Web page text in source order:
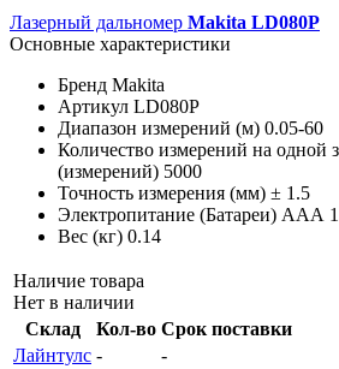
Лазерный дальномер Makita LD080P
Основные характеристики
Бренд Makita
Артикул LD080P
Диапазон измерений (м) 0.05-60
Количество измерений на одной
(измерений) 5000
Точность измерения (мм) ± 1.5
Электропитание (Батареи) AAА
Вес (кг) 0.14
Наличие товара
Нет в наличии
Склад
Кол-во Срок поставки
Лайнтулс -
-